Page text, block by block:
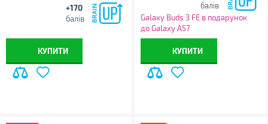
+170
балів
КУПИТИ
балів
Galaxy Buds 3 FE в подарунок
до Galaxy A57
КУПИТИ